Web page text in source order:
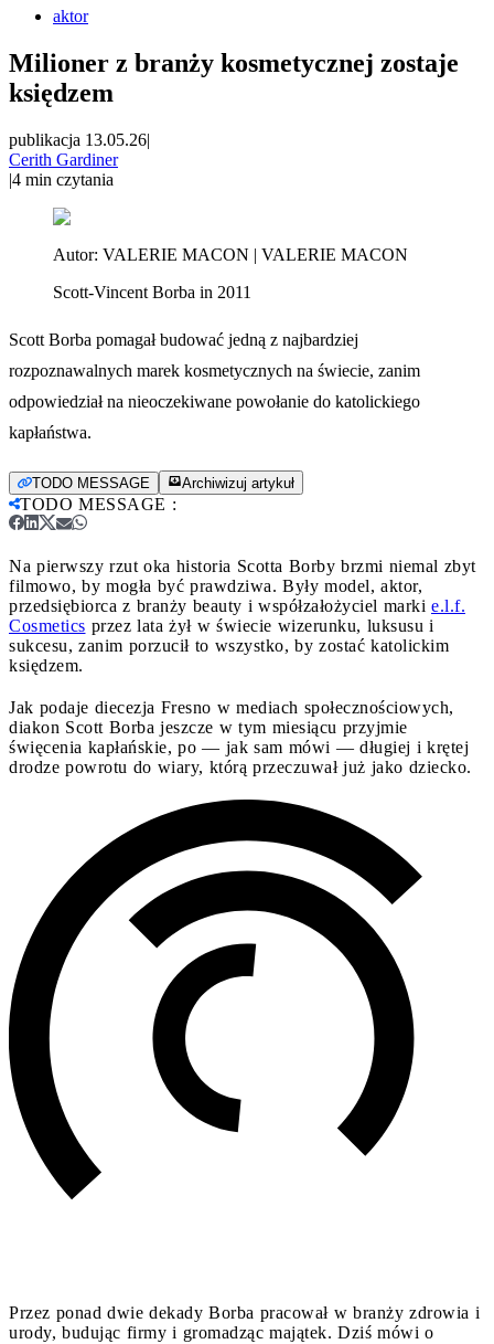
aktor
Milioner z branży kosmetycznej zostaje
księdzem
publikacja 13.05.26|
Cerith Gardiner
|4 min czytania
Autor: VALERIE MACON | VALERIE MACON
Scott-Vincent Borba in 2011
Scott Borba pomagał budować jedną z najbardziej
rozpoznawalnych marek kosmetycznych na świecie, zanim
odpowiedział na nieoczekiwane powołanie do katolickiego
kapłaństwa.
TODO MESSAGE Archiwizuj artykuł
TODO MESSAGE :
Na pierwszy rzut oka historia Scotta Borby brzmi niemal zbyt
filmowo, by mogła być prawdziwa. Były model, aktor,
przedsiębiorca z branży beauty i współzałożyciel marki e.l.f.
Cosmetics przez lata żył w świecie wizerunku, luksusu i
sukcesu, zanim porzucił to wszystko, by zostać katolickim
księdzem.
Jak podaje diecezja Fresno w mediach społecznościowych,
diakon Scott Borba jeszcze w tym miesiącu przyjmie
święcenia kapłańskie, po — jak sam mówi — długiej i krętej
drodze powrotu do wiary, którą przeczuwał już jako dziecko.
Przez ponad dwie dekady Borba pracował w branży zdrowia i
urody, budując firmy i gromadząc majątek. Dziś mówi o